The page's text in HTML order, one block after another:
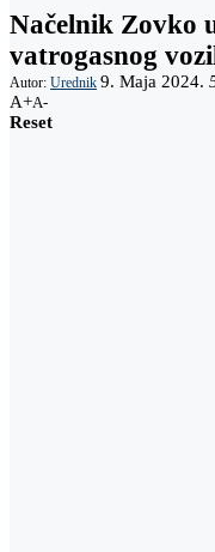
Načelnik Zovko
vatrogasnog
Autor: Urednik 9. Maja 2024.
A+A-
Reset